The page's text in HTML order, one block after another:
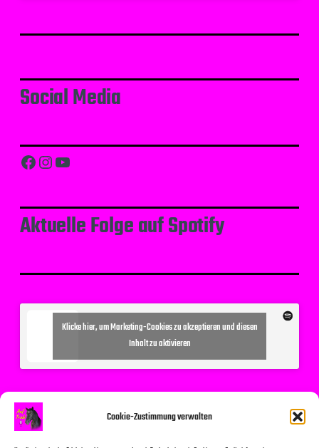
Cookie-Zustimmung verwalten
Social Media
Facebook Instagram YouTube
Aktuelle Folge auf Spotify
Klicke hier, um Marketing-Cookies zu akzeptieren und diesen
Inhalt zu aktivieren
Suchen